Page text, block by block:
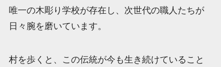
唯一の木彫り学校が存在し、次世代の職人たちが
日々腕を磨いています。
村を歩くと、この伝統が今も生き続けていること